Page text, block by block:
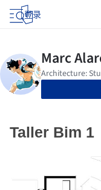
登录
Taller Bim 1